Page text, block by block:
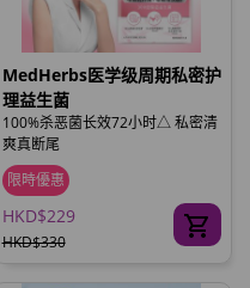
MedHerbs医学级周期私密护
理益生菌
100%杀恶菌长效72小时△ 私密清
爽真断尾
限時優惠
HKD$229
HKD$330